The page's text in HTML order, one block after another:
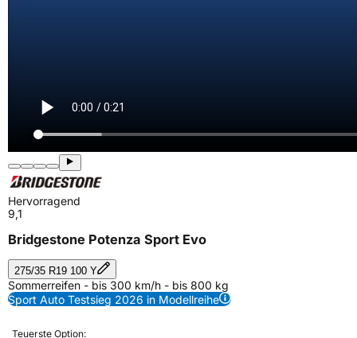
Hervorragend
9,1
Bridgestone Potenza Sport Evo
275/35 R19 100 Y
Sommerreifen - bis 300 km/h - bis 800 kg
Sport Auto Testsieg 2026 in Modellreihe
Teuerste Option: